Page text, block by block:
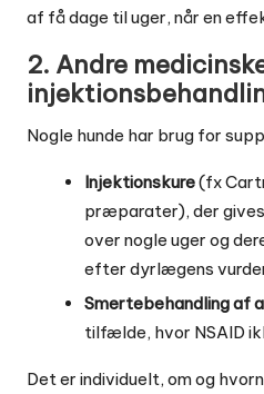
af få dage til uger, når en
2. Andre
Nogle hunde har brug for
Injektionskure(fx
præparater), der
over nogle uger og
efter dyrlægens
Smertebehandling af
tilfælde, hvor NSAID
Det er individuelt, om og